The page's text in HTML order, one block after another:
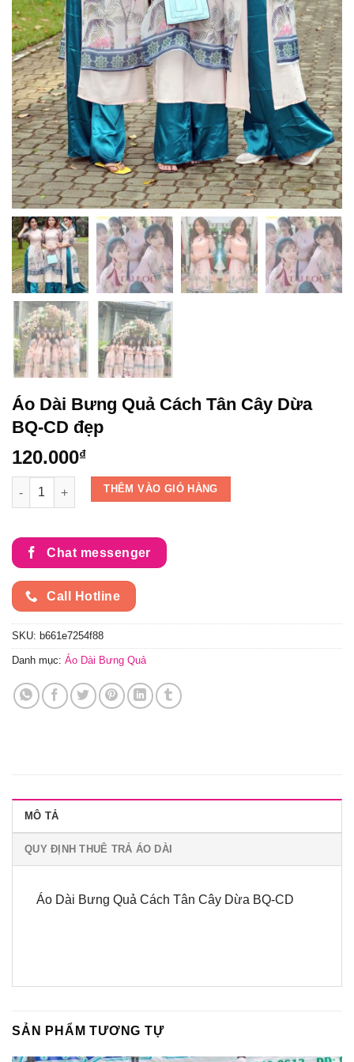
Áo Dài Bưng Quả Cách Tân Cây Dừa
BQ-CD đẹp
120.000₫
Áo Dài Bưng Quả Cách Tân Cây Dừa BQ-CD đẹp số lượng
THÊM VÀO GIỎ HÀNG
Chat messenger
Call Hotline
SKU: b661e7254f88
Danh mục: Áo Dài Bưng Quả
MÔ TẢ
QUY ĐỊNH THUÊ TRẢ ÁO DÀI
Áo Dài Bưng Quả Cách Tân Cây Dừa BQ-CD
SẢN PHẨM TƯƠNG TỰ